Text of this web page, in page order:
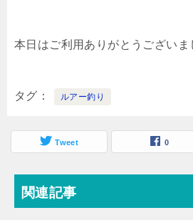
本日はご利用ありがとうございま
タグ ルアー釣り
Tweet 0
関連記事